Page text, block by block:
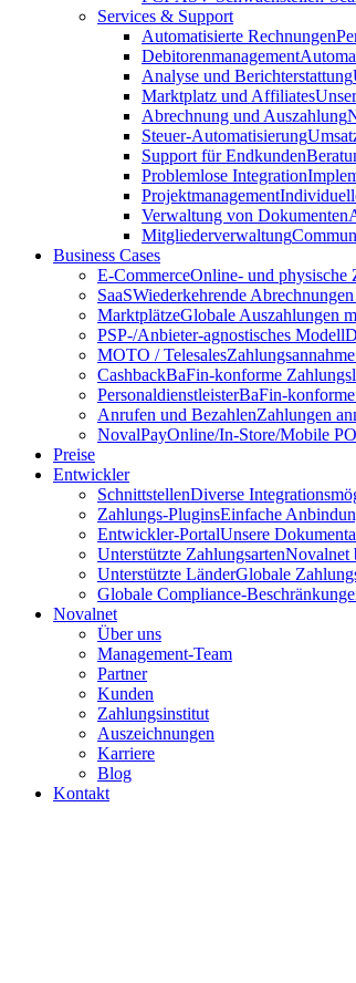
Services & Support
Automatisierte Rechnungen
Debitorenmanagement
Analyse und Berichterstattung
Marktplatz und Affiliates
Abrechnung und Auszahlung
Steuer-Automatisierung
Support für Endkunden
Problemlose Integration
Projektmanagement
Verwaltung von Dokumenten
Mitgliederverwaltung
Business Cases
E-CommerceOnline- und physische
SaaSWiederkehrende
MarktplätzeGlobale Auszahlungen
PSP-/Anbieter‑agnostisches Modell
MOTO / Telesales
CashbackBaFin-konforme
PersonaldienstleisterBaFin-
Anrufen und BezahlenZahlungen
NovalPayOnline/In-Store/Mobile
Preise
Entwickler
SchnittstellenDiverse
Zahlungs-PluginsEinfache
Entwickler-PortalUnsere
Unterstützte ZahlungsartenNovalnet
Unterstützte LänderGlobale
Globale Compliance-
Novalnet
Über uns
Management-Team
Partner
Kunden
Zahlungsinstitut
Auszeichnungen
Karriere
Blog
Kontakt